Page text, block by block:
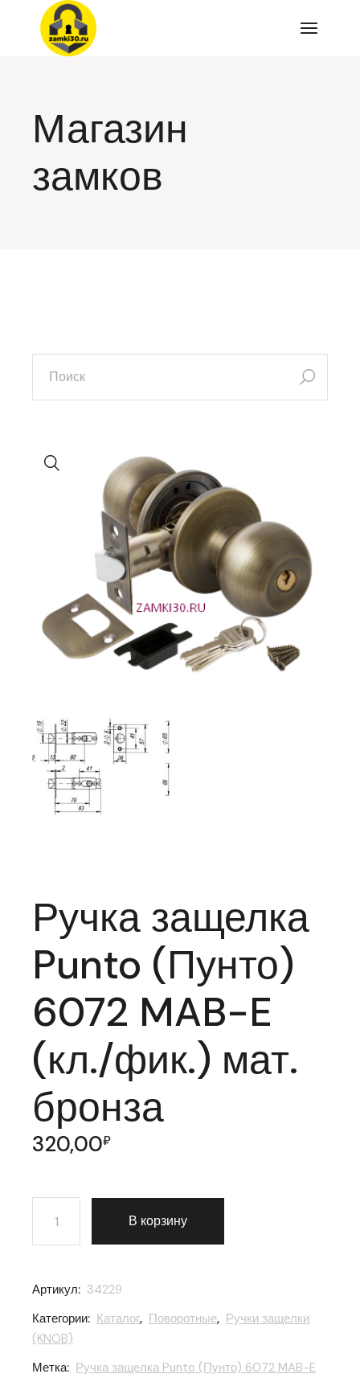
Перейти
содержимому
Магазин
замков
искать:
Ручка защелка
Punto (Пунто)
6072 MAB-E
(кл./фик.) мат.
бронза
320,00₽
Количество товара Ручка защелка Punto (Пунто)
В корзину
Артикул: 34229
Категории: Каталог, Поворотные, Ручки защелки
(KNOB)
Метка: Ручка защелка Punto (Пунто) 6072 MAB-E